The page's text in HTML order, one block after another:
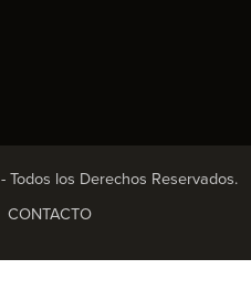
- Todos los Derechos Reservados.
CONTACTO